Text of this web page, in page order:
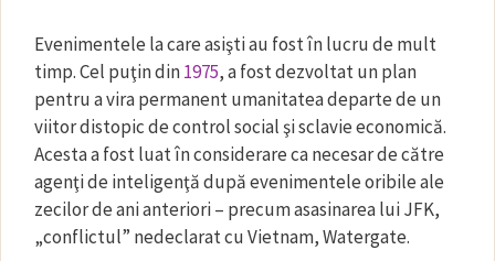
Evenimentele la care asişti au fost în lucru de mult
timp. Cel puţin din1975, a fost dezvoltat un plan
pentru a vira permanent umanitatea departe de un
viitor distopic de control social şi sclavie economică.
Acesta a fost luat în considerare ca necesar de către
agenţi de inteligenţă după evenimentele oribile ale
zecilor de ani anteriori – precum asasinarea lui JFK,
„conflictul” nedeclarat cu Vietnam, Watergate.